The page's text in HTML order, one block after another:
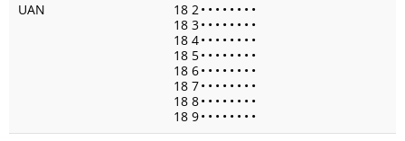
UAN
18 2• • • • • • • •
18 3• • • • • • • •
18 4• • • • • • • •
18 5• • • • • • • •
18 6• • • • • • • •
18 7• • • • • • • •
18 8• • • • • • • •
18 9• • • • • • • •